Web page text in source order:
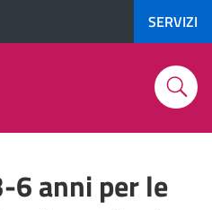
SERVIZI
6 anni per le